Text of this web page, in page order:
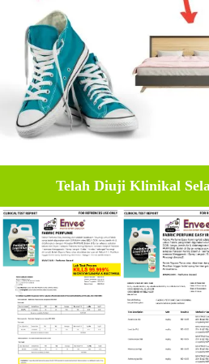
Telah Diuji Klinikal